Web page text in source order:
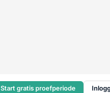
Start gratis proefperiode